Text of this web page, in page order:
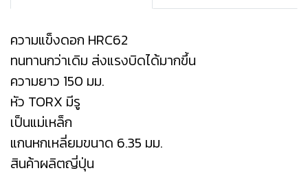
ความแข็งดอก HRC62
ทนทานกว่าเดิม ส่งแรงบิดได้มากขึ้น
ความยาว 150 มม.
หัว TORX มีรู
เป็นแม่เหล็ก
แกนหกเหลี่ยมขนาด 6.35 มม.
สินค้าผลิตญี่ปุ่น